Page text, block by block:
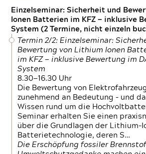
Einzelseminar: Sicherheit und
Ionen Batterien im KFZ — inklusive
System (2 Termine, nicht einzeln
Termin 2/2: Einzelseminar:
Bewertung von Lithium Ionen
im KFZ — inklusive Bewertung im
System
8.30—16.30 Uhr
Die Bewertung von
zunehmend an Bedeutung – und
Wissen rund um die
Seminar erhalten Sie einen
über die Grundlagen der Lithium-
Batterietechnologie, deren S…
Die Erschöpfung fossiler